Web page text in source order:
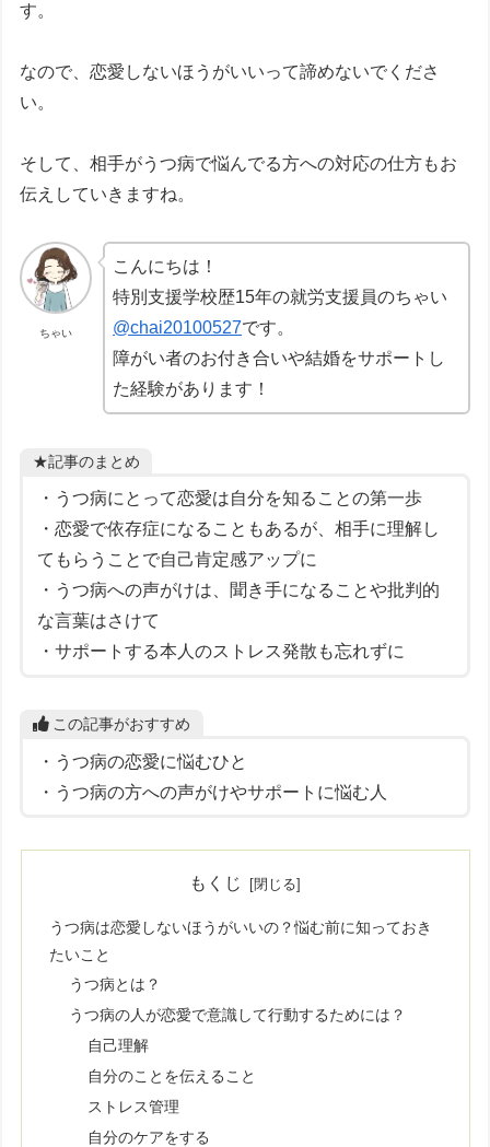
す。
なので、恋愛しないほうがいいって諦めないでくださ
い。
そして、相手がうつ病で悩んでる方への対応の仕方もお
伝えしていきますね。
ちゃい
こんにちは！
特別支援学校歴15年の就労支援員のちゃい
@chai20100527です。
障がい者のお付き合いや結婚をサポートし
た経験があります！
★記事のまとめ
・うつ病にとって恋愛は自分を知ることの第一歩
・恋愛で依存症になることもあるが、相手に理解し
てもらうことで自己肯定感アップに
・うつ病への声がけは、聞き手になることや批判的
な言葉はさけて
・サポートする本人のストレス発散も忘れずに
この記事がおすすめ
・うつ病の恋愛に悩むひと
・うつ病の方への声がけやサポートに悩む人
もくじ
うつ病は恋愛しないほうがいいの？悩む前に知っておき
たいこと
うつ病とは？
うつ病の人が恋愛で意識して行動するためには？
自己理解
自分のことを伝えること
ストレス管理
自分のケアをする